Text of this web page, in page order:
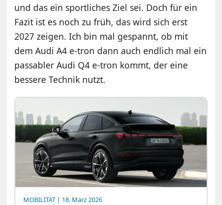
und das ein sportliches Ziel sei. Doch für ein
Fazit ist es noch zu früh, das wird sich erst
2027 zeigen. Ich bin mal gespannt, ob mit
dem Audi A4 e-tron dann auch endlich mal ein
passabler Audi Q4 e-tron kommt, der eine
bessere Technik nutzt.
MOBILITÄT | 18. März 2026